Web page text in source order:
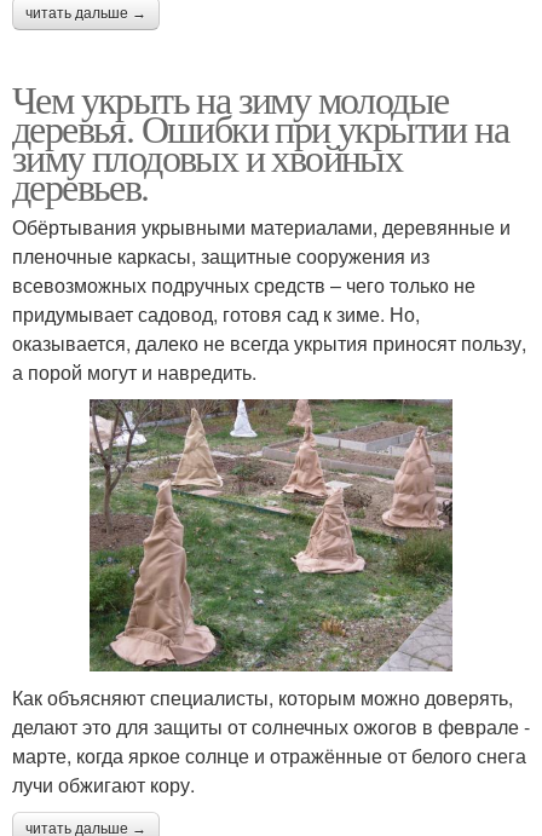
читать дальше →
Чем укрыть на зиму молодые
деревья. Ошибки при укрытии на
зиму плодовых и хвойных
деревьев.
Обёртывания укрывными материалами, деревянные и
пленочные каркасы, защитные сооружения из
всевозможных подручных средств – чего только не
придумывает садовод, готовя сад к зиме. Но,
оказывается, далеко не всегда укрытия приносят пользу,
а порой могут и навредить.
Как объясняют специалисты, которым можно доверять,
делают это для защиты от солнечных ожогов в феврале -
марте, когда яркое солнце и отражённые от белого снега
лучи обжигают кору.
читать дальше →